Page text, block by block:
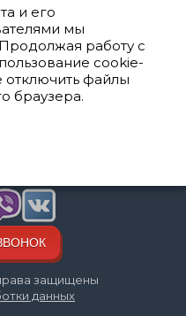
и его
мы
работу с
cookie-
файлы
браузера.
и
и
связи:
защищены
данных